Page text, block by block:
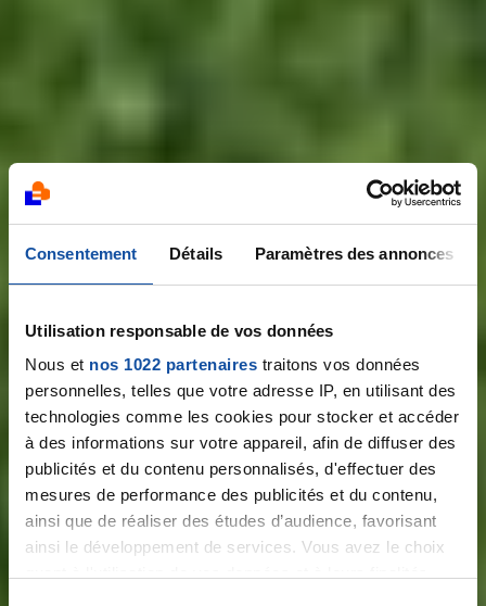
Consentement Détails Paramètres des annonces
Utilisation responsable de vos données
Nous et nos 1022 partenaires traitons vos données
personnelles, telles que votre adresse IP, en utilisant des
technologies comme les cookies pour stocker et accéder
à des informations sur votre appareil, afin de diffuser des
publicités et du contenu personnalisés, d'effectuer des
mesures de performance des publicités et du contenu,
ainsi que de réaliser des études d’audience, favorisant
ainsi le développement de services. Vous avez le choix